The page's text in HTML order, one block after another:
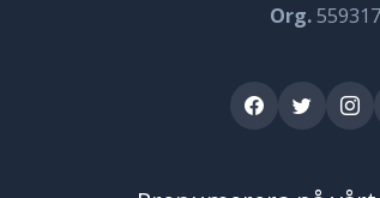
Org.